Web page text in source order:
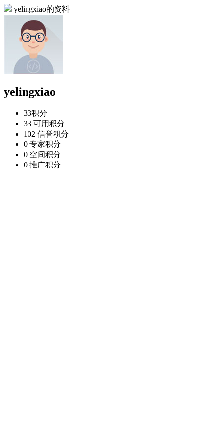
yelingxiao的资料
yelingxiao
33积分
33 可用积分
102 信誉积分
0 专家积分
0 空间积分
0 推广积分